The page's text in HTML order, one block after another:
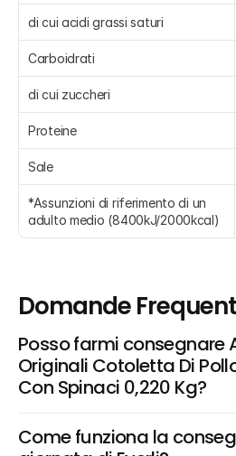
di cui acidi grassi saturi
Carboidrati
di cui zuccheri
Proteine
Sale
*Assunzioni di riferimento di un
adulto medio (8400kJ/2000kcal)
Domande
Posso farmi consegnare
Originali Cotoletta Di
Con Spinaci 0,220 Kg?
Come funziona la